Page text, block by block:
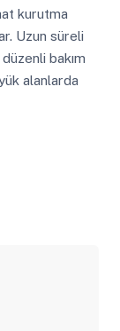
kurutma
Uzun süreli
düzenli bakım
alanlarda